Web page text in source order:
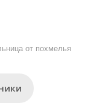
от похмелья